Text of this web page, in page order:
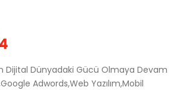
Dijital Dünyadaki Gücü Olmaya Devam
Adwords,Web Yazılım,Mobil